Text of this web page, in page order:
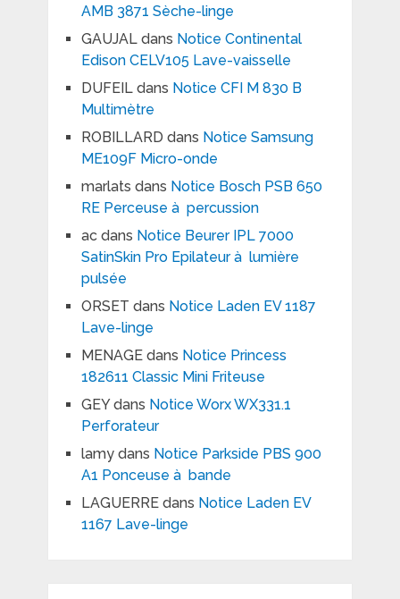
AMB 3871 Sèche-linge
GAUJALdans Notice Continental
Edison CELV105 Lave-vaisselle
DUFEILdans Notice CFI M 830 B
Multimètre
ROBILLARD dans Notice Samsung
ME109F Micro-onde
marlats dans Notice Bosch PSB 650
RE Perceuse à percussion
acdans Notice Beurer IPL 7000
SatinSkin Pro Epilateur à lumière
pulsée
ORSET dans Notice Laden EV 1187
Lave-linge
MENAGEdans Notice Princess
182611 Classic Mini Friteuse
GEYdans Notice Worx WX331.1
Perforateur
lamydans Notice Parkside PBS 900
A1 Ponceuse à bande
LAGUERREdans Notice Laden EV
1167 Lave-linge